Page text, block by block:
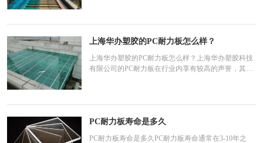
伤。清洁框架
上海华办塑胶的PC耐力板怎么样？
上海华办塑胶的PC耐力板怎么样？上海华办塑胶科技
有限公司的PC耐力板在行业内享有较高的声誉，其产
累。公司集PC耐
PC耐力板寿命是多久
PC耐力板寿命是多久PC耐力板寿命通常在3-10年之